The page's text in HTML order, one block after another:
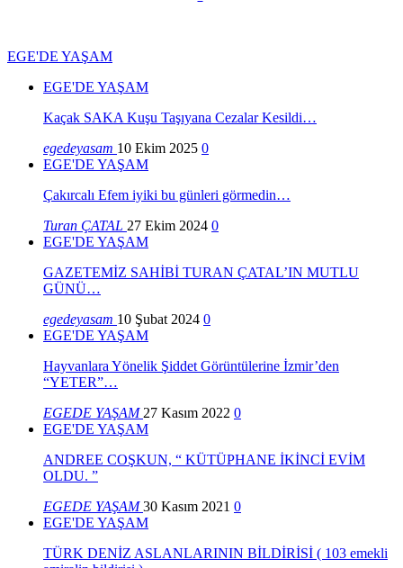
EGE'DE YAŞAM
EGE'DE YAŞAM
Kaçak SAKA Kuşu Taşıyana Cezalar Kesildi…
egedeyasam 10 Ekim 2025 0
EGE'DE YAŞAM
Çakırcalı Efem iyiki bu günleri görmedin…
Turan ÇATAL 27 Ekim 2024 0
EGE'DE YAŞAM
GAZETEMİZ SAHİBİ TURAN ÇATAL’IN MUTLU
GÜNÜ…
egedeyasam 10 Şubat 2024 0
EGE'DE YAŞAM
Hayvanlara Yönelik Şiddet Görüntülerine İzmir’den
“YETER”…
EGEDE YAŞAM 27 Kasım 2022 0
EGE'DE YAŞAM
ANDREE COŞKUN, “ KÜTÜPHANE İKİNCİ EVİM
OLDU. ”
EGEDE YAŞAM30 Kasım 2021 0
EGE'DE YAŞAM
TÜRK DENİZ ASLANLARININ BİLDİRİSİ ( 103 emekli